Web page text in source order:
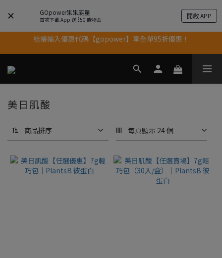
GOpower果果能量
首次下載 App 送 $50 購物金 開啟 APP
果果11歲慶｜App 下單享 5% 購物金回饋
果果11歲慶｜App 下單享 5% 購物金回饋
結帳輸入優惠代碼【gopower】享全單95折優惠！
美日肌酸
商品排序 每頁顯示 24 個